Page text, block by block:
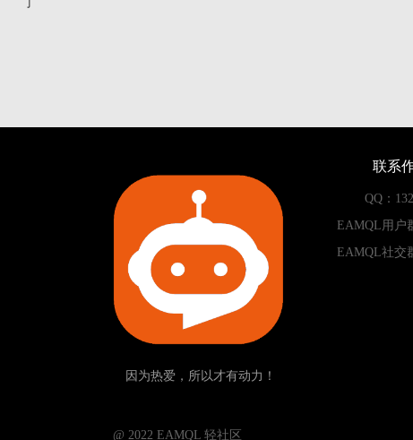
因为热爱，所以才有动力！
联系
QQ：
EAMQL用户
EAMQL社交
­­­­­ @ 2022 EAMQL 轻社区